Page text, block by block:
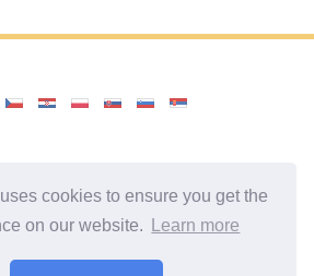
cookies to ensure you get the
on our website.
Learn more
факти з усього світу. Статті
ситуаціях.
і спосіб життя сучасного